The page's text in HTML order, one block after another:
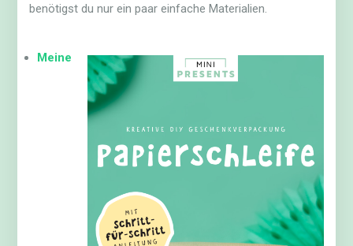
benötigst du nur ein paar einfache Materialien.
Meine